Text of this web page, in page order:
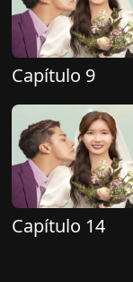
Capítulo 9
Capítulo 14